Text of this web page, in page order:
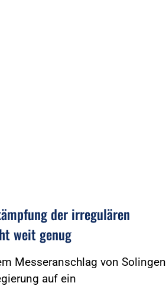
der irregulären
weit genug
Messeranschlag von Solingen
auf ein